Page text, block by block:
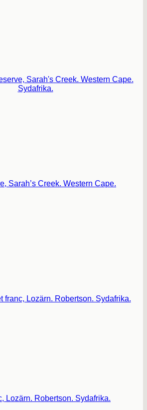
Sarah’s Creek. Western Cape.
Lozärn. Robertson. Sydafrika.